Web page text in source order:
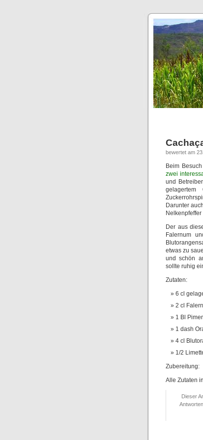
bewertet am
Beim
zwei
und
gelagertem
Darunter
Der aus
Falernum
etwas zu
und schön
sollte ruhig
Zutaten:
6 cl
2 cl
1 Bl
1 dash
4 cl
1/2
Zubereitung:
Alle Zutaten
Dieser